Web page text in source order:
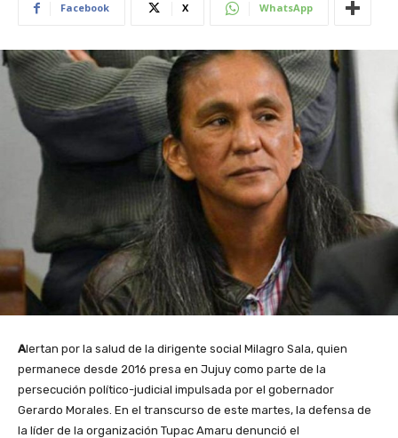
Facebook X WhatsApp
Alertan por la salud de la dirigente social Milagro Sala, quien
permanece desde 2016 presa en Jujuy como parte de la
persecución político-judicial impulsada por el gobernador
Gerardo Morales. En el transcurso de este martes, la defensa de
la líder de la organización Tupac Amaru denunció el